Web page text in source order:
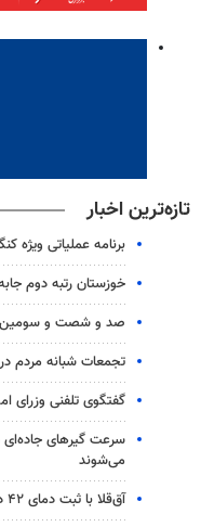
تازه‌ترین اخبار
برنامه عملیاتی ویژه
خوزستان رتبه دوم
صد و شصت و سومین
تجمعات شبانه مردم در
گفتگوی تلفنی وزرای
سرعت گیرهای جاده‌ای
می‌شوند
آق‌قلا با ثبت دمای ۴۲ درجه، گرم‌ترین نقطه گلستان شد